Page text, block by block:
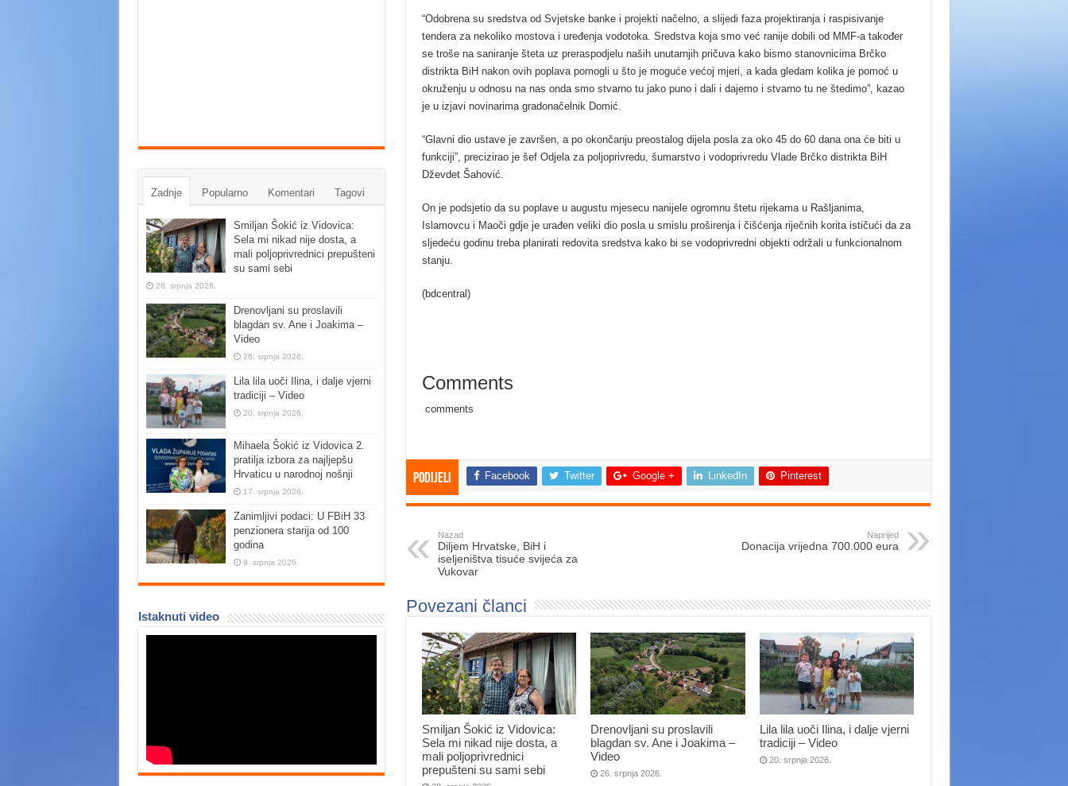
“Odobrena su sredstva od Svjetske banke i projekti načelno, a slijedi faza projektiranja i raspisivanje
tendera za nekoliko mostova i uređenja vodotoka. Sredstva koja smo već ranije dobili od MMF-a također
se troše na saniranje šteta uz preraspodjelu naših unutarnjih pričuva kako bismo stanovnicima Brčko
distrikta BiH nakon ovih poplava pomogli u što je moguće većoj mjeri, a kada gledam kolika je pomoć u
okruženju u odnosu na nas onda smo stvarno tu jako puno i dali i dajemo i stvarno tu ne štedimo”, kazao
je u izjavi novinarima gradonačelnik Domić.
“Glavni dio ustave je završen, a po okončanju preostalog dijela posla za oko 45 do 60 dana ona će biti u
funkciji”, precizirao je šef Odjela za poljoprivredu, šumarstvo i vodoprivredu Vlade Brčko distrikta BiH
Dževdet Šahović.
On je podsjetio da su poplave u augustu mjesecu nanijele ogromnu štetu rijekama u Rašljanima,
Islamovcu i Maoči gdje je urađen veliki dio posla u smislu proširenja i čišćenja riječnih korita ističući da za
sljedeću godinu treba planirati redovita sredstva kako bi se vodoprivredni objekti održali u funkcionalnom
stanju.
(bdcentral)
Comments
comments
Podijeli Facebook Twitter Google + LinkedIn Pinterest
Nazad
Diljem Hrvatske, BiH i
iseljeništva tisuće svijeća za
Vukovar
Naprijed
Donacija vrijedna 700.000 eura
Povezani članci
Smiljan Šokić iz Vidovica:
Sela mi nikad nije dosta, a
mali poljoprivrednici
prepušteni su sami sebi
Drenovljani su proslavili
blagdan sv. Ane i Joakima –
Video
26. srpnja 2026.
Lila lila uoči Ilina, i dalje vjerni
tradiciji – Video
20. srpnja 2026.
Zadnje Popularno Komentari Tagovi
Smiljan Šokić iz Vidovica:
Sela mi nikad nije dosta, a
mali poljoprivrednici prepušteni
su sami sebi
28. srpnja 2026.
Drenovljani su proslavili
blagdan sv. Ane i Joakima –
Video
26. srpnja 2026.
Lila lila uoči Ilina, i dalje vjerni
tradiciji – Video
20. srpnja 2026.
Mihaela Šokić iz Vidovica 2.
pratilja izbora za najljepšu
Hrvaticu u narodnoj nošnji
17. srpnja 2026.
Zanimljivi podaci: U FBiH 33
penzionera starija od 100
godina
9. srpnja 2026.
Istaknuti video